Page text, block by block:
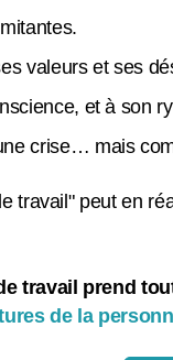
valeurs et ses
et à son
crise… mais
travail" peut en
travail prend
de la